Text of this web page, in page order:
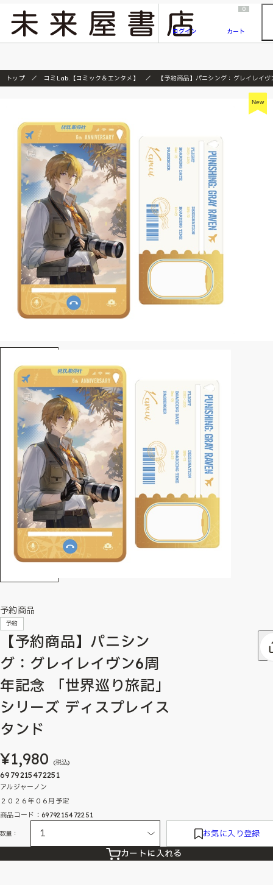
『ONE PIECE magazine 021 ONE PIECEカード付き同梱版』発売延期のご案内
ログイン
0
カート
トップ コミLab.【コミック＆エンタメ】 【予約商品】パニシング：グレイレイ
New
予約商品
予約
【予約商品】パニシン
グ：グレイレイヴン6周
年記念 「世界巡り旅記」
シリーズ ディスプレイス
タンド
¥1,980 (税込)
6979215472251
アルジャーノン
２０２６年０６月予定
商品コード：6979215472251
数量： お気に入り登録
カートに入れる